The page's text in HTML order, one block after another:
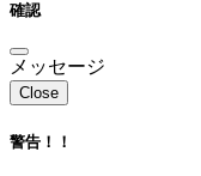
確認
メッセージ
Close
警告！！